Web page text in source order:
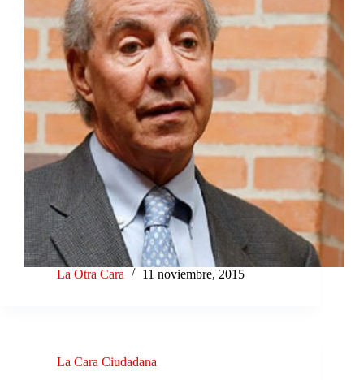
La Otra Cara 11 noviembre, 2015
La Cara Ciudadana